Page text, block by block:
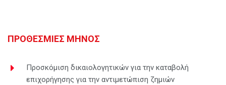
ΠΡΟΘΕΣΜΙΕΣ ΜΗΝΟΣ
Προσκόμιση δικαιολογητικών για την καταβολή
επιχορήγησης για την αντιμετώπιση ζημιών